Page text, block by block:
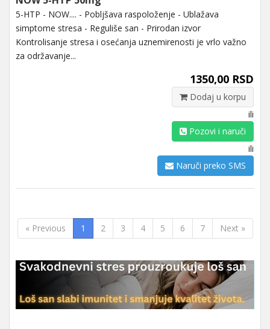
5-HTP - NOW.... - Pobljšava raspoloženje - Ublažava
simptome stresa - Reguliše san - Prirodan izvor
Kontrolisanje stresa i osećanja uznemirenosti je vrlo važno
za održavanje...
1350,00 RSD
Dodaj u korpu
ili
Pozovi i naruči
ili
Naruči preko SMS
« Previous 1 2 3 4 5 6 7 Next »